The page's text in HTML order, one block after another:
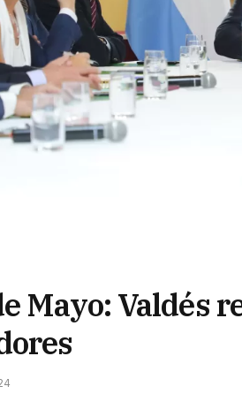
Mayo: Valdés